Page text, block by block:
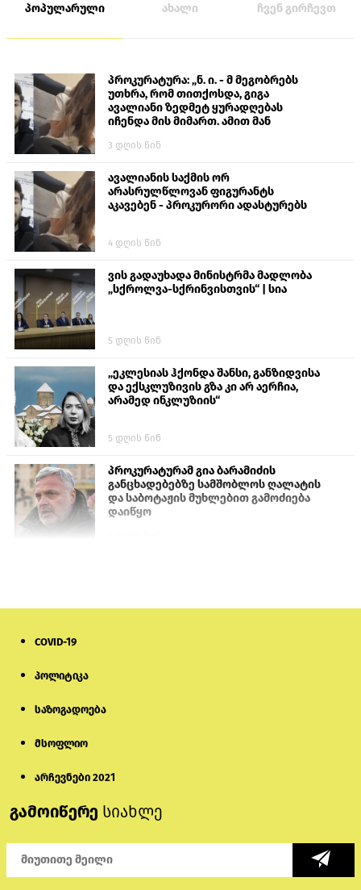
პოპულარული ახალი ჩვენ გირჩევთ
პროკურატურა: „ნ. ი. - მ მეგობრებს
უთხრა, რომ თითქოსდა, გიგა
ავალიანი ზედმეტ ყურადღებას
იჩენდა მის მიმართ. ამით მან
თავს დასხმოდა გიგა ავალიანს“
3 დღის წინ
ავალიანის საქმის ორ
არასრულწლოვან ფიგურანტს
აკავებენ - პროკურორი ადასტურებს
4 დღის წინ
ვის გადაუხადა მინისტრმა მადლობა
„სქროლვა-სქრინვისთვის“ | სია
5 დღის წინ
„ეკლესიას ჰქონდა შანსი, განზიდვისა
და ექსკლუზივის გზა კი არ აერჩია,
არამედ ინკლუზიის“
5 დღის წინ
პროკურატურამ გია ბარამიძის
განცხადებებზე სამშობლოს ღალატის
და საბოტაჟის მუხლებით გამოძიება
დაიწყო
არასრულწლოვნებისთვის
აზერბაიჯანში „ამორალური ქცევის“
საბაბით 9 ტიკტოკერი დააკავეს
COVID-19
პოლიტიკა
საზოგადოება
მსოფლიო
არჩევნები 2021
გამოიწერე სიახლე